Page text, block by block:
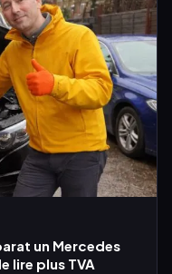
un Mercedes
lire plus TVA